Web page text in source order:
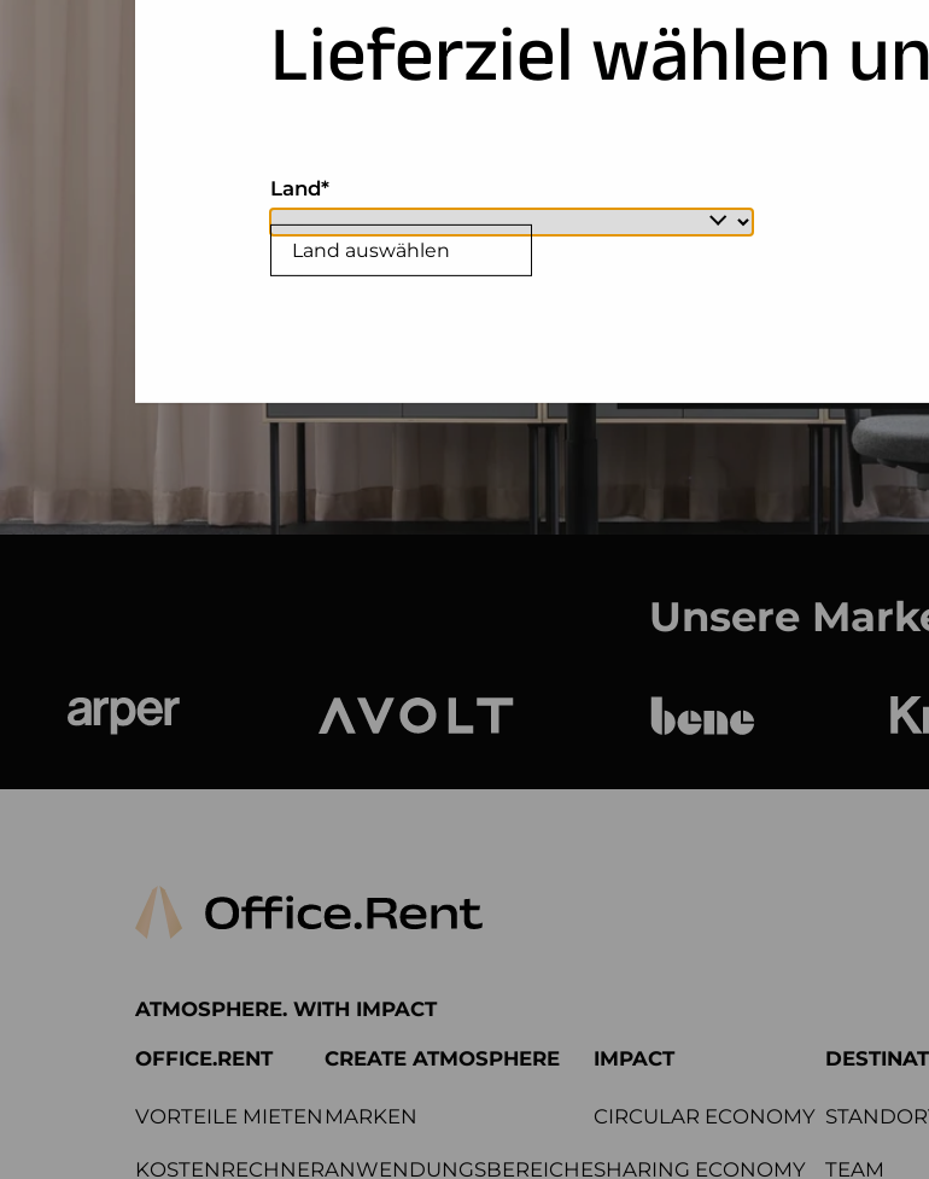
Lieferziel wählen
Land auswählen
Land
Unsere
ATMOSPHERE. WITH IMPACT
OFFICE.RENT
VORTEILE MIETEN
KOSTENRECHNER
CREATE ATMOSPHERE
MARKEN
ANWENDUNGSBEREICHE
IMPACT
CIRCULAR ECONOMY
SHARING ECONOMY TEAM